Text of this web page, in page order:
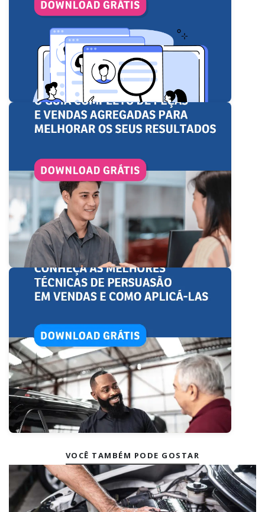
VOCÊ TAMBÉM PODE GOSTAR